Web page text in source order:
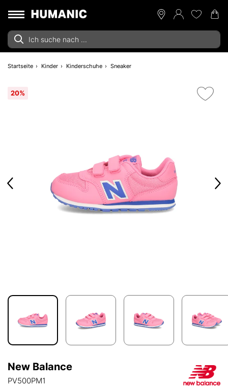
Startseite Kinder Kinderschuhe Sneaker
20%
New Balance
PV500PM1